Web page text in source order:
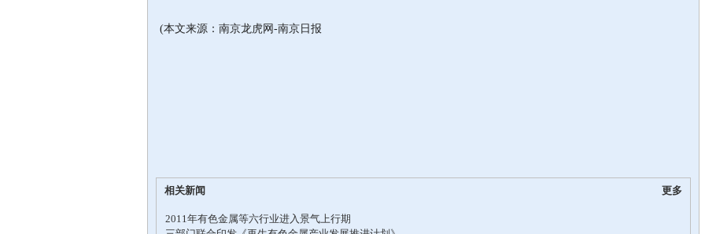
(本文来源：南京龙虎网-南京日报
相关新闻 更多